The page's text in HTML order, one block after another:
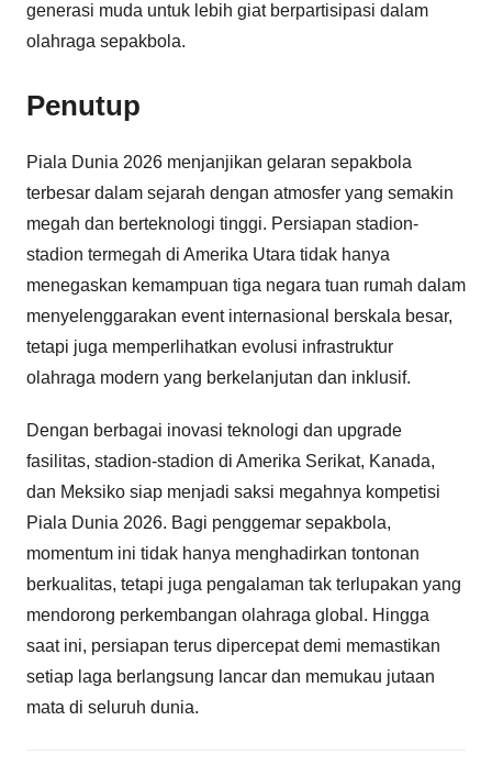
generasi muda untuk lebih giat berpartisipasi dalam
olahraga sepakbola.
Penutup
Piala Dunia 2026 menjanjikan gelaran sepakbola
terbesar dalam sejarah dengan atmosfer yang semakin
megah dan berteknologi tinggi. Persiapan stadion-
stadion termegah di Amerika Utara tidak hanya
menegaskan kemampuan tiga negara tuan rumah dalam
menyelenggarakan event internasional berskala besar,
tetapi juga memperlihatkan evolusi infrastruktur
olahraga modern yang berkelanjutan dan inklusif.
Dengan berbagai inovasi teknologi dan upgrade
fasilitas, stadion-stadion di Amerika Serikat, Kanada,
dan Meksiko siap menjadi saksi megahnya kompetisi
Piala Dunia 2026. Bagi penggemar sepakbola,
momentum ini tidak hanya menghadirkan tontonan
berkualitas, tetapi juga pengalaman tak terlupakan yang
mendorong perkembangan olahraga global. Hingga
saat ini, persiapan terus dipercepat demi memastikan
setiap laga berlangsung lancar dan memukau jutaan
mata di seluruh dunia.